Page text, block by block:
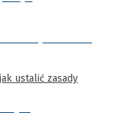
ustalić zasady